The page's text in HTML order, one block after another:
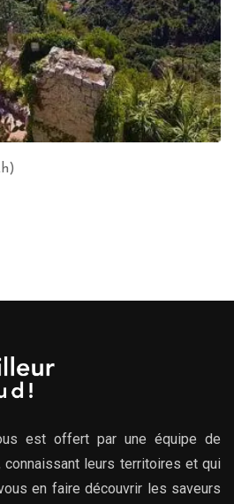
est offert par une équipe de
leurs territoires et qui
en faire découvrir les saveurs